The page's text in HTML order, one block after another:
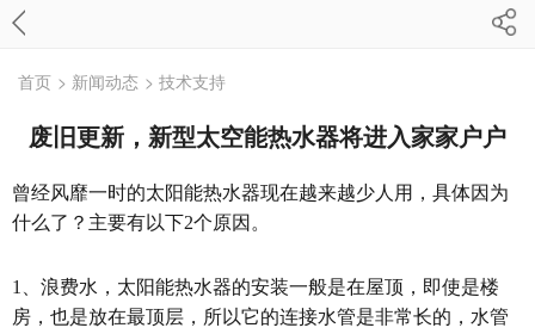
首页 > 新闻动态 > 技术支持
废旧更新，新型太空能热水器将进入家家户户
曾经风靡一时的太阳能热水器现在越来越少人用，具体因为
什么了？主要有以下2个原因。
1、浪费水，太阳能热水器的安装一般是在屋顶，即使是楼
房，也是放在最顶层，所以它的连接水管是非常长的，水管